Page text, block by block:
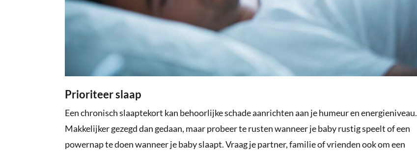
Prioriteer slaap
Een chronisch slaaptekort kan behoorlijke schade aanrichten aan je humeur en energieniveau.
Makkelijker gezegd dan gedaan, maar probeer te rusten wanneer je baby rustig speelt of een
powernap te doen wanneer je baby slaapt. Vraag je partner, familie of vrienden ook om een